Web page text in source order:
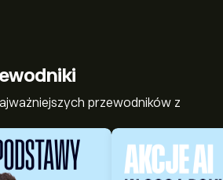
przewodników z